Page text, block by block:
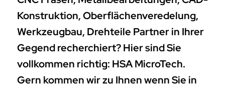
Konstruktion, Oberflächenveredelung,
Werkzeugbau, Drehteile Partner in Ihrer
Gegend recherchiert? Hier sind Sie
vollkommen richtig: HSA MicroTech.
Gern kommen wir zu Ihnen wenn Sie in